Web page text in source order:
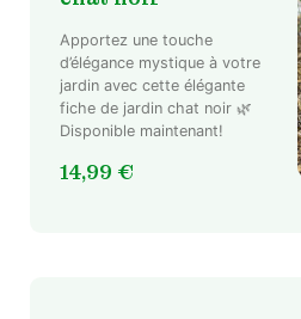
Apportez une touche
d’élégance mystique à votre
jardin avec cette élégante
fiche de jardin chat noir 🌿
Disponible maintenant!
14,99 €